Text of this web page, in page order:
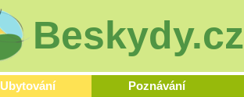
Beskydy.cz
Ubytování Poznávání